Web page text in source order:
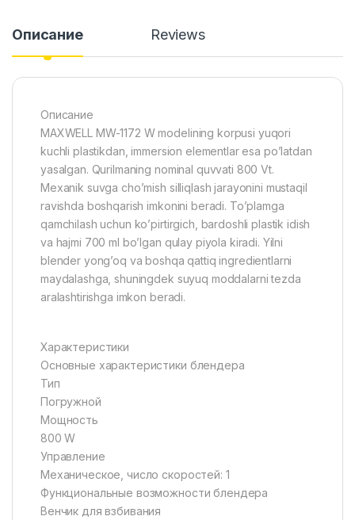
Описание Reviews
Описание
MAXWELL MW-1172 W modelining korpusi yuqori
kuchli plastikdan, immersion elementlar esa po’latdan
yasalgan. Qurilmaning nominal quvvati 800 Vt.
Mexanik suvga cho’mish silliqlash jarayonini mustaqil
ravishda boshqarish imkonini beradi. To’plamga
qamchilash uchun ko’pirtirgich, bardoshli plastik idish
va hajmi 700 ml bo’lgan qulay piyola kiradi. Yilni
blender yong’oq va boshqa qattiq ingredientlarni
maydalashga, shuningdek suyuq moddalarni tezda
aralashtirishga imkon beradi.
Характеристики
Основные характеристики блендера
Тип
Погружной
Мощность
800 W
Управление
Механическое, число скоростей: 1
Функциональные возможности блендера
Венчик для взбивания